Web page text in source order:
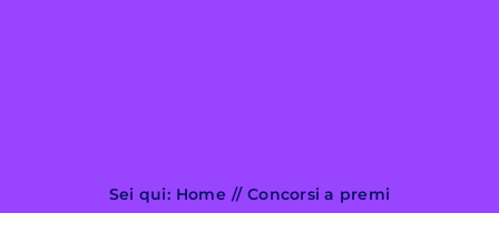
Sei qui: Home Concorsi a premi